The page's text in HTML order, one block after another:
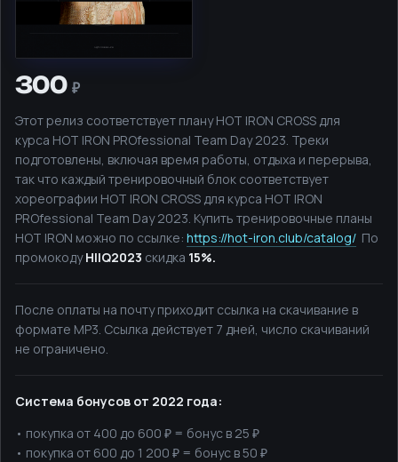
300
Этот релиз соответствует плану HOT IRON CROSS для
курса HOT IRON PROfessional Team Day 2023. Треки
подготовлены, включая время работы, отдыха и перерыва,
так что каждый тренировочный блок соответствует
хореографии HOT IRON CROSS для курса HOT IRON
PROfessional Team Day 2023. Купить тренировочные планы
HOT IRON можно по ссылке: https://hot-iron.club/catalog/ По
промокодуHIIQ2023 скидка 15%.
После оплаты на почту приходит ссылка на скачивание в
формате MP3. Ссылка действует 7 дней, число скачиваний
не ограничено.
Cистема бонусов от 2022 года:
• покупка от 400 до 600 ₽ = бонус в 25 ₽
• покупка от 600 до 1 200 ₽ = бонус в 50 ₽